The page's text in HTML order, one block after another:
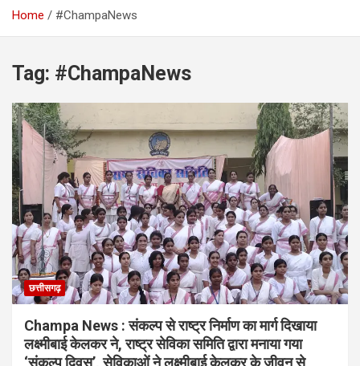
Home #ChampaNews
Tag: #ChampaNews
छत्तीसगढ़
Champa News : संकल्प से राष्ट्र निर्माण का मार्ग दिखाया
लक्ष्मीबाई केलकर ने, राष्ट्र सेविका समिति द्वारा मनाया गया
‘संकल्प दिवस’, सेविकाओं ने लक्ष्मीबाई केलकर के जीवन से